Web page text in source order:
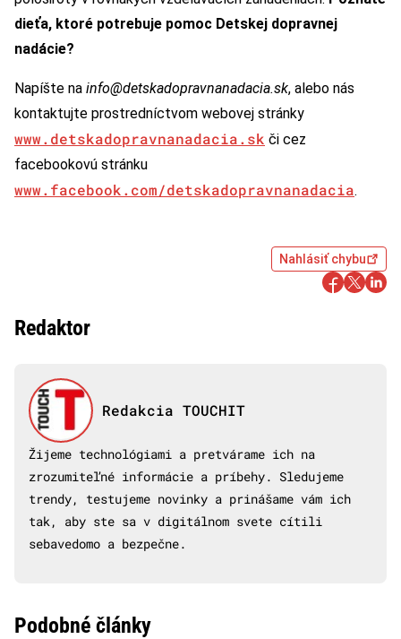
dieťa, ktoré potrebuje pomoc Detskej dopravnej
nadácie?
Napíšte na info@detskadopravnanadacia.sk, alebo nás
kontaktujte prostredníctvom webovej stránky
www.detskadopravnanadacia.sk či cez
facebookovú stránku
www.facebook.com/detskadopravnanadacia.
Nahlásiť chybu
Redaktor
Redakcia TOUCHIT
Žijeme technológiami a pretvárame ich na
zrozumiteľné informácie a príbehy. Sledujeme
trendy, testujeme novinky a prinášame vám ich
tak, aby ste sa v digitálnom svete cítili
sebavedomo a bezpečne.
Podobné články